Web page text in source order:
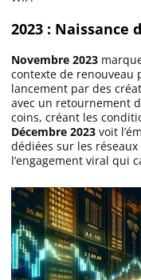
2023 : Naissance
Novembre 2023
contexte de renouveau
lancement par des
avec un retournement
coins, créant les
Décembre 2023 voit
dédiées sur les
l’engagement viral qui